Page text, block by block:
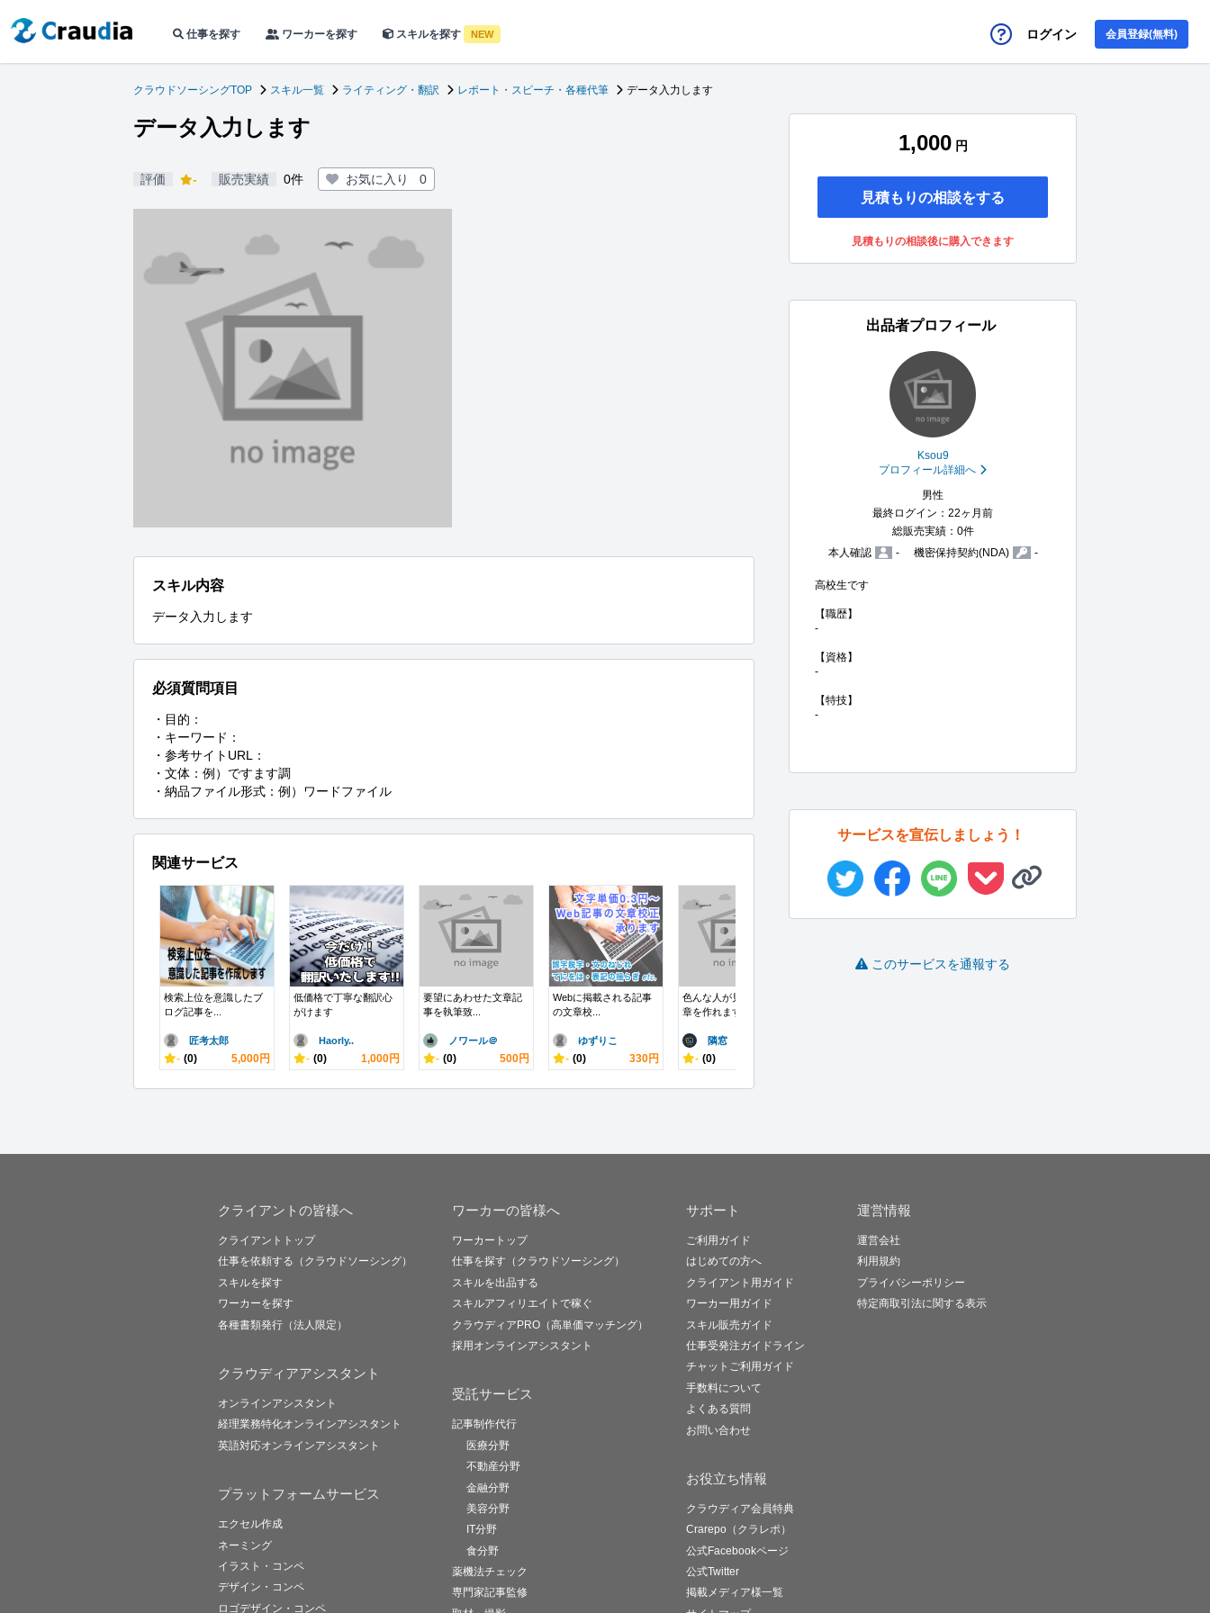
仕事を探す ワーカーを探す スキルを探す NEW ログイン 会員登録(無料)
クラウドソーシングTOP スキル一覧 ライティング・翻訳 レポート・スピーチ・各種代筆 データ入力します
データ入力します
評価 - 販売実績 0件 お気に入り 0
スキル内容
データ入力します
必須質問項目
・目的：
・キーワード：
・参考サイトURL：
・文体：例）ですます調
・納品ファイル形式：例）ワードファイル
関連サービス
検索上位を意識したブ
ログ記事を...
匠考太郎
- (0) 5,000円
低価格で丁寧な翻訳心
がけます
Haorly..
- (0) 1,000円
要望にあわせた文章記
事を執筆致...
ノワール＠
- (0) 500円
Webに掲載される記事
の文章校...
ゆずりこ
- (0) 330円
色んな人が見やすい文
章を作れます
隣窓
- (0)
1,000 円
見積もりの相談をする
見積もりの相談後に購入できます
出品者プロフィール
Ksou9
プロフィール詳細へ
男性
最終ログイン：22ヶ月前
総販売実績：0件
本人確認
- 機密保持契約(NDA) -
高校生です
【職歴】
-
【資格】
-
【特技】
-
サービスを宣伝しましょう！
このサービスを通報する
クライアントの皆様へ
クライアントトップ
仕事を依頼する（クラウドソーシング）
スキルを探す
ワーカーを探す
各種書類発行（法人限定）
クラウディアアシスタント
オンラインアシスタント
経理業務特化オンラインアシスタント
英語対応オンラインアシスタント
プラットフォームサービス
エクセル作成
ネーミング
イラスト・コンペ
デザイン・コンペ
ロゴデザイン・コンペ
ワーカーの皆様へ
ワーカートップ
仕事を探す（クラウドソーシング）
スキルを出品する
スキルアフィリエイトで稼ぐ
クラウディアPRO（高単価マッチング）
採用オンラインアシスタント
受託サービス
記事制作代行
医療分野
不動産分野
金融分野
美容分野
IT分野
食分野
薬機法チェック
専門家記事監修
サポート
ご利用ガイド
はじめての方へ
クライアント用ガイド
ワーカー用ガイド
スキル販売ガイド
仕事受発注ガイドライン
チャットご利用ガイド
手数料について
よくある質問
お問い合わせ
お役立ち情報
クラウディア会員特典
Crarepo（クラレポ）
公式Facebookページ
公式Twitter
掲載メディア様一覧
運営情報
運営会社
利用規約
プライバシーポリシー
特定商取引法に関する表示